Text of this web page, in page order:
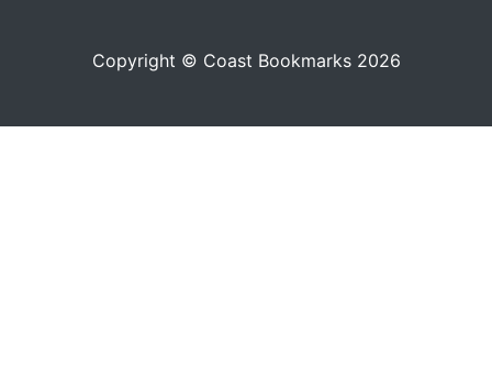
Copyright © Coast Bookmarks 2026